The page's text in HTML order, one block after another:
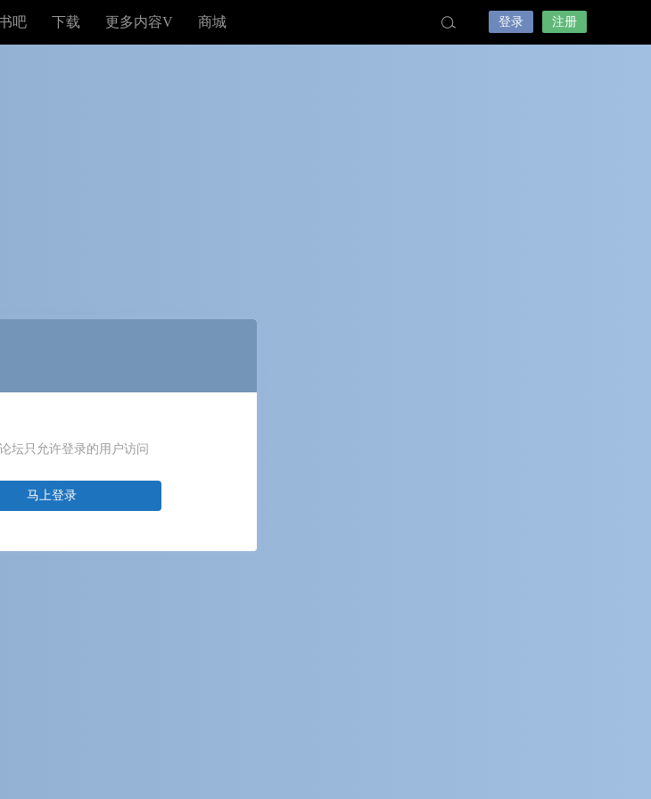
吧 下载 更多内容V 商城 登录 注册
坛只允许登录的用户访问
马上登录